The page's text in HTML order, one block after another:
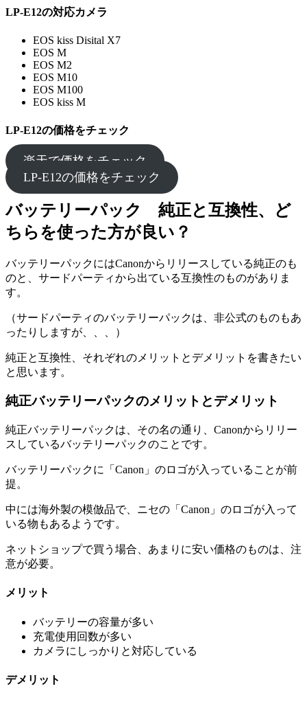
LP-E12の対応カメラ
EOS kiss Disital X7
EOS M
EOS M2
EOS M10
EOS M100
EOS kiss M
LP-E12の価格をチェック
楽天で価格をチェック
LP-E12の価格をチェック
バッテリーパック 純正と互換性、ど
ちらを使った方が良い？
バッテリーパックにはCanonからリリースしている純正のも
のと、サードパーティから出ている互換性のものがありま
す。
（サードパーティのバッテリーパックは、非公式のものもあ
ったりしますが、、、）
純正と互換性、それぞれのメリットとデメリットを書きたい
と思います。
純正バッテリーパックのメリットとデメリット
純正バッテリーパックは、その名の通り、Canonからリリー
スしているバッテリーパックのことです。
バッテリーパックに「Canon」のロゴが入っていることが前
提。
中には海外製の模倣品で、ニセの「Canon」のロゴが入って
いる物もあるようです。
ネットショップで買う場合、あまりに安い価格のものは、注
意が必要。
メリット
バッテリーの容量が多い
充電使用回数が多い
カメラにしっかりと対応している
デメリット